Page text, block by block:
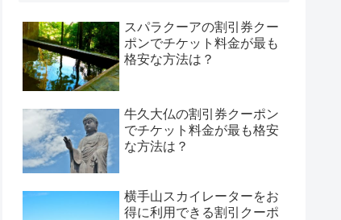
スパラクーアの割引券クー
ポンでチケット料金が最も
格安な方法は？
牛久大仏の割引券クーポン
でチケット料金が最も格安
な方法は？
横手山スカイレーターをお
得に利用できる割引クーポ